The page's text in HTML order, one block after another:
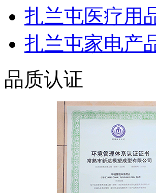
扎兰屯医疗用
扎兰屯家电产
品质认证